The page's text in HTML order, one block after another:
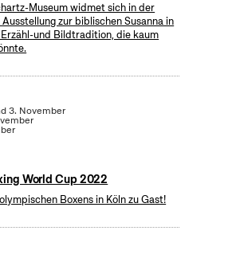
Museum widmet sich in der
zur biblischen Susanna in
und Bildtradition, die kaum
3. November
World Cup 2022
Boxens in Köln zu Gast!